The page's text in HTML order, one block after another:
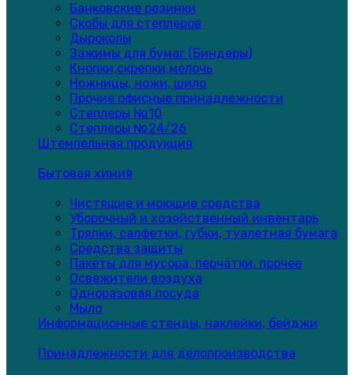
Банковские резинки
Скобы для степлеров
Дыроколы
Зажимы для бумаг (Биндеры)
Кнопки,скрепки,мелочь
Ножницы, ножи, шило
Прочие офисные принадлежности
Степлеры №10
Степлеры №24/26
Штемпельная продукция
Бытовая химия
Чистящие и моющие средства
Уборочный и хозяйственный инвентарь
Тряпки, салфетки, губки, туалетная бумага
Средства защиты
Пакеты для мусора, перчатки, прочее
Освежители воздуха
Одноразовая посуда
Мыло
Информационные стенды, наклейки, бейджи
Принадлежности для делопроизводства